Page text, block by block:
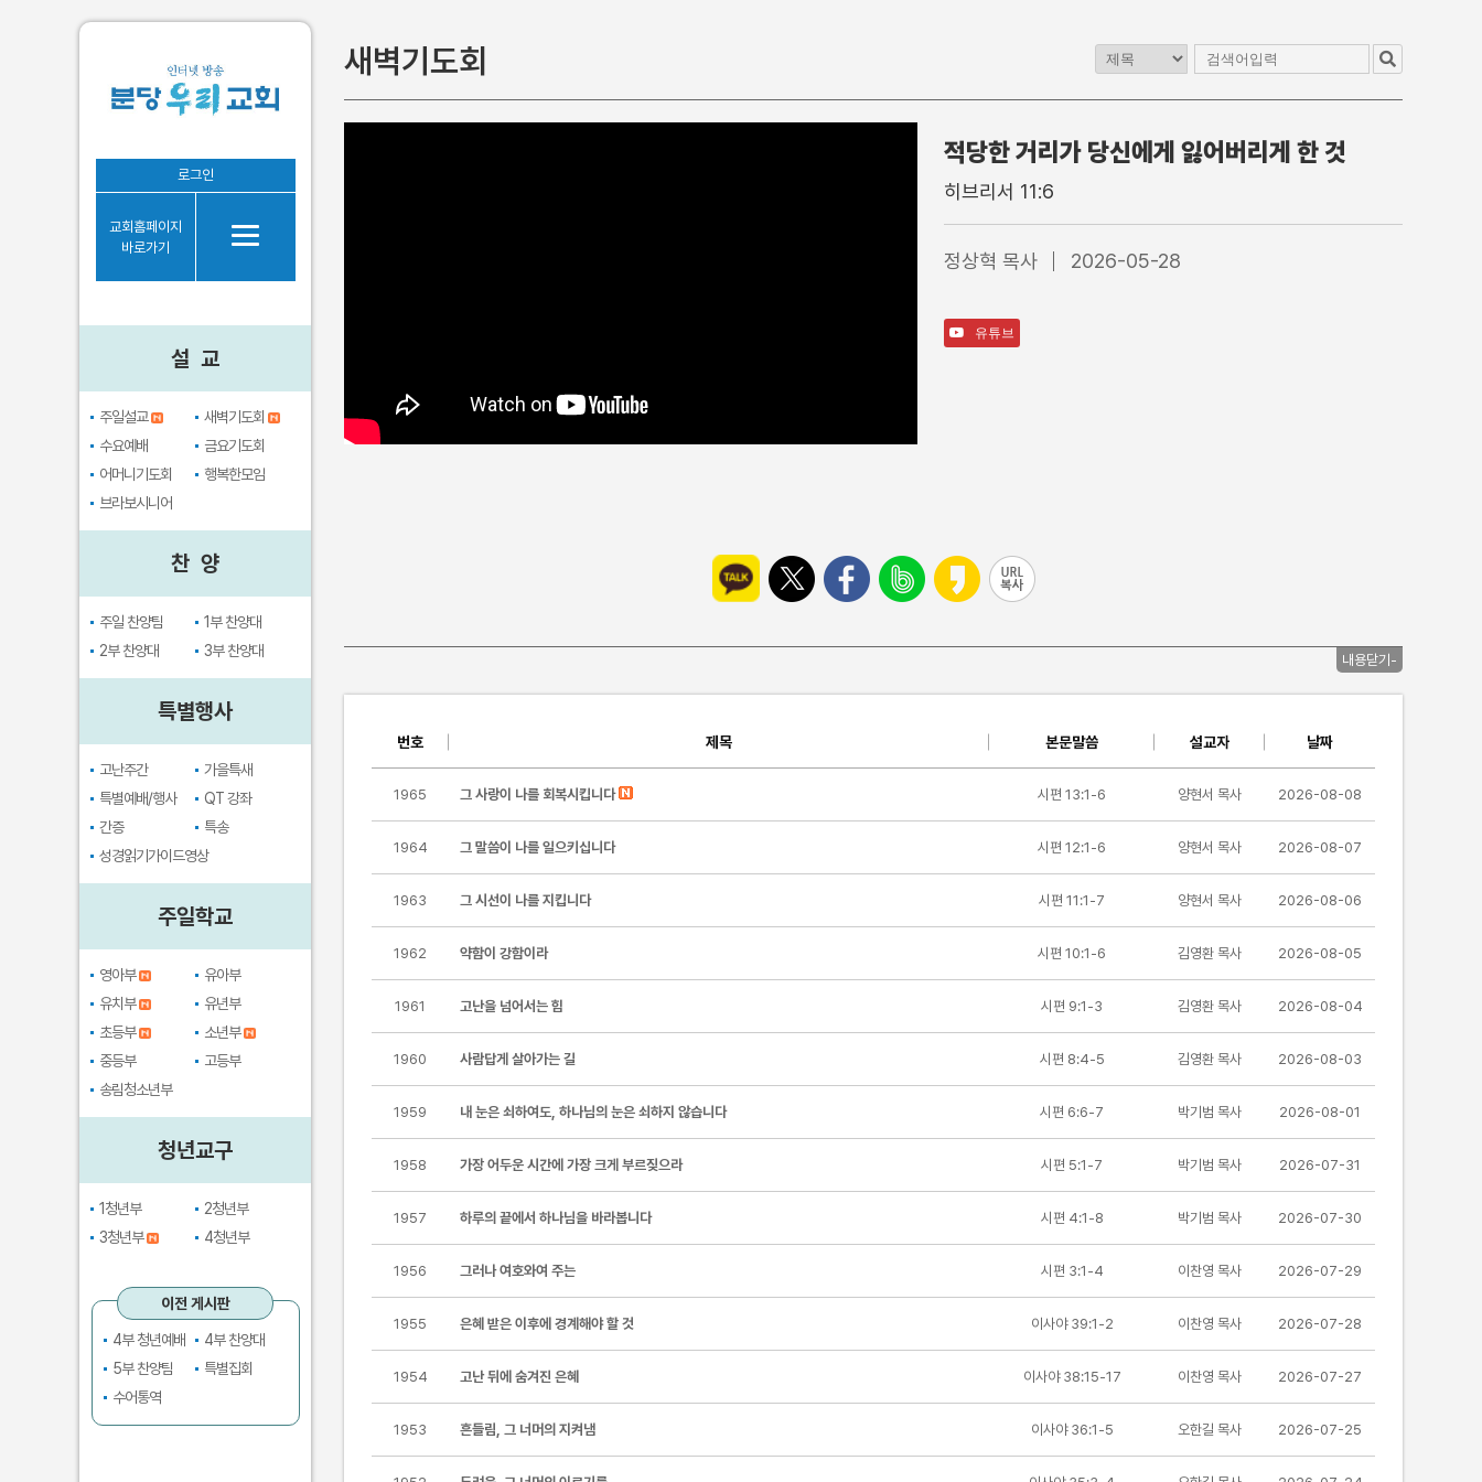
로그인
교회홈페이지
바로가기
주일학교
유치부
초등부
3청년부
설 교
주일설교
새벽기도회
수요예배
금요기도회
어머니기도회
행복한모임
브라보시니어
찬 양
주일 찬양팀
1부 찬양대
2부 찬양대
3부 찬양대
특별행사
고난주간
가을특새
특별예배/행사
QT 강좌
간증
특송
성경읽기가이드영상
주일학교
영아부
유아부
유치부
유년부
초등부
소년부
중등부
고등부
송림청소년부
청년교구
1청년부
2청년부
3청년부
4청년부
이전 게시판
4부 청년예배
4부 찬양대
5부 찬양팀
특별집회
수어통역
새벽기도회
적당한 거리가 당신에게 잃어버리게 한 것
히브리서 11:6
정상혁 목사 2026-05-28
유튜브
내용닫기-
번호 제목 본문말씀 설교자 날짜
1965 그 사랑이 나를 회복시킵니다 시편 13:1-6 양현서 목사 2026-08-08
1964 그 말씀이 나를 일으키십니다 시편 12:1-6 양현서 목사 2026-08-07
1963 그 시선이 나를 지킵니다 시편 11:1-7 양현서 목사 2026-08-06
1962 약함이 강함이라 시편 10:1-6 김영환 목사 2026-08-05
1961 고난을 넘어서는 힘 시편 9:1-3 김영환 목사 2026-08-04
1960 사람답게 살아가는 길 시편 8:4-5 김영환 목사 2026-08-03
1959 내 눈은 쇠하여도, 하나님의 눈은 쇠하지 않습니다 시편 6:6-7 박기범 목사 2026-08-01
1958 가장 어두운 시간에 가장 크게 부르짖으라 시편 5:1-7 박기범 목사 2026-07-31
1957 하루의 끝에서 하나님을 바라봅니다 시편 4:1-8 박기범 목사 2026-07-30
1956 그러나 여호와여 주는 시편 3:1-4 이찬영 목사 2026-07-29
1955 은혜 받은 이후에 경계해야 할 것 이사야 39:1-2 이찬영 목사 2026-07-28
1954 고난 뒤에 숨겨진 은혜 이사야 38:15-17 이찬영 목사 2026-07-27
1953 흔들림, 그 너머의 지켜냄 이사야 36:1-5 오한길 목사 2026-07-25